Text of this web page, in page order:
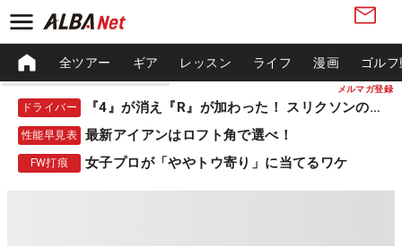
メルマガ登録
全ツアー ギア レッスン ライフ 漫画 ゴル
ドライバー 『4』が消え『R』が加わった！ スリクソンの新作
性能早見表 最新アイアンはロフト角で選べ！
FW打痕 女子プロが「ややトウ寄り」に当てるワケ